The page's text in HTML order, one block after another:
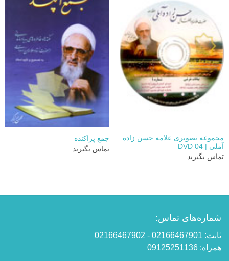
مجموعه تصویری علامه حسن زاده
آملی | DVD 04
تماس بگیرید
جمع پراکنده
تماس بگیرید
شماره‌های تماس:
ثابت: 02166467901 - 02166467902
همراه: 09125251136